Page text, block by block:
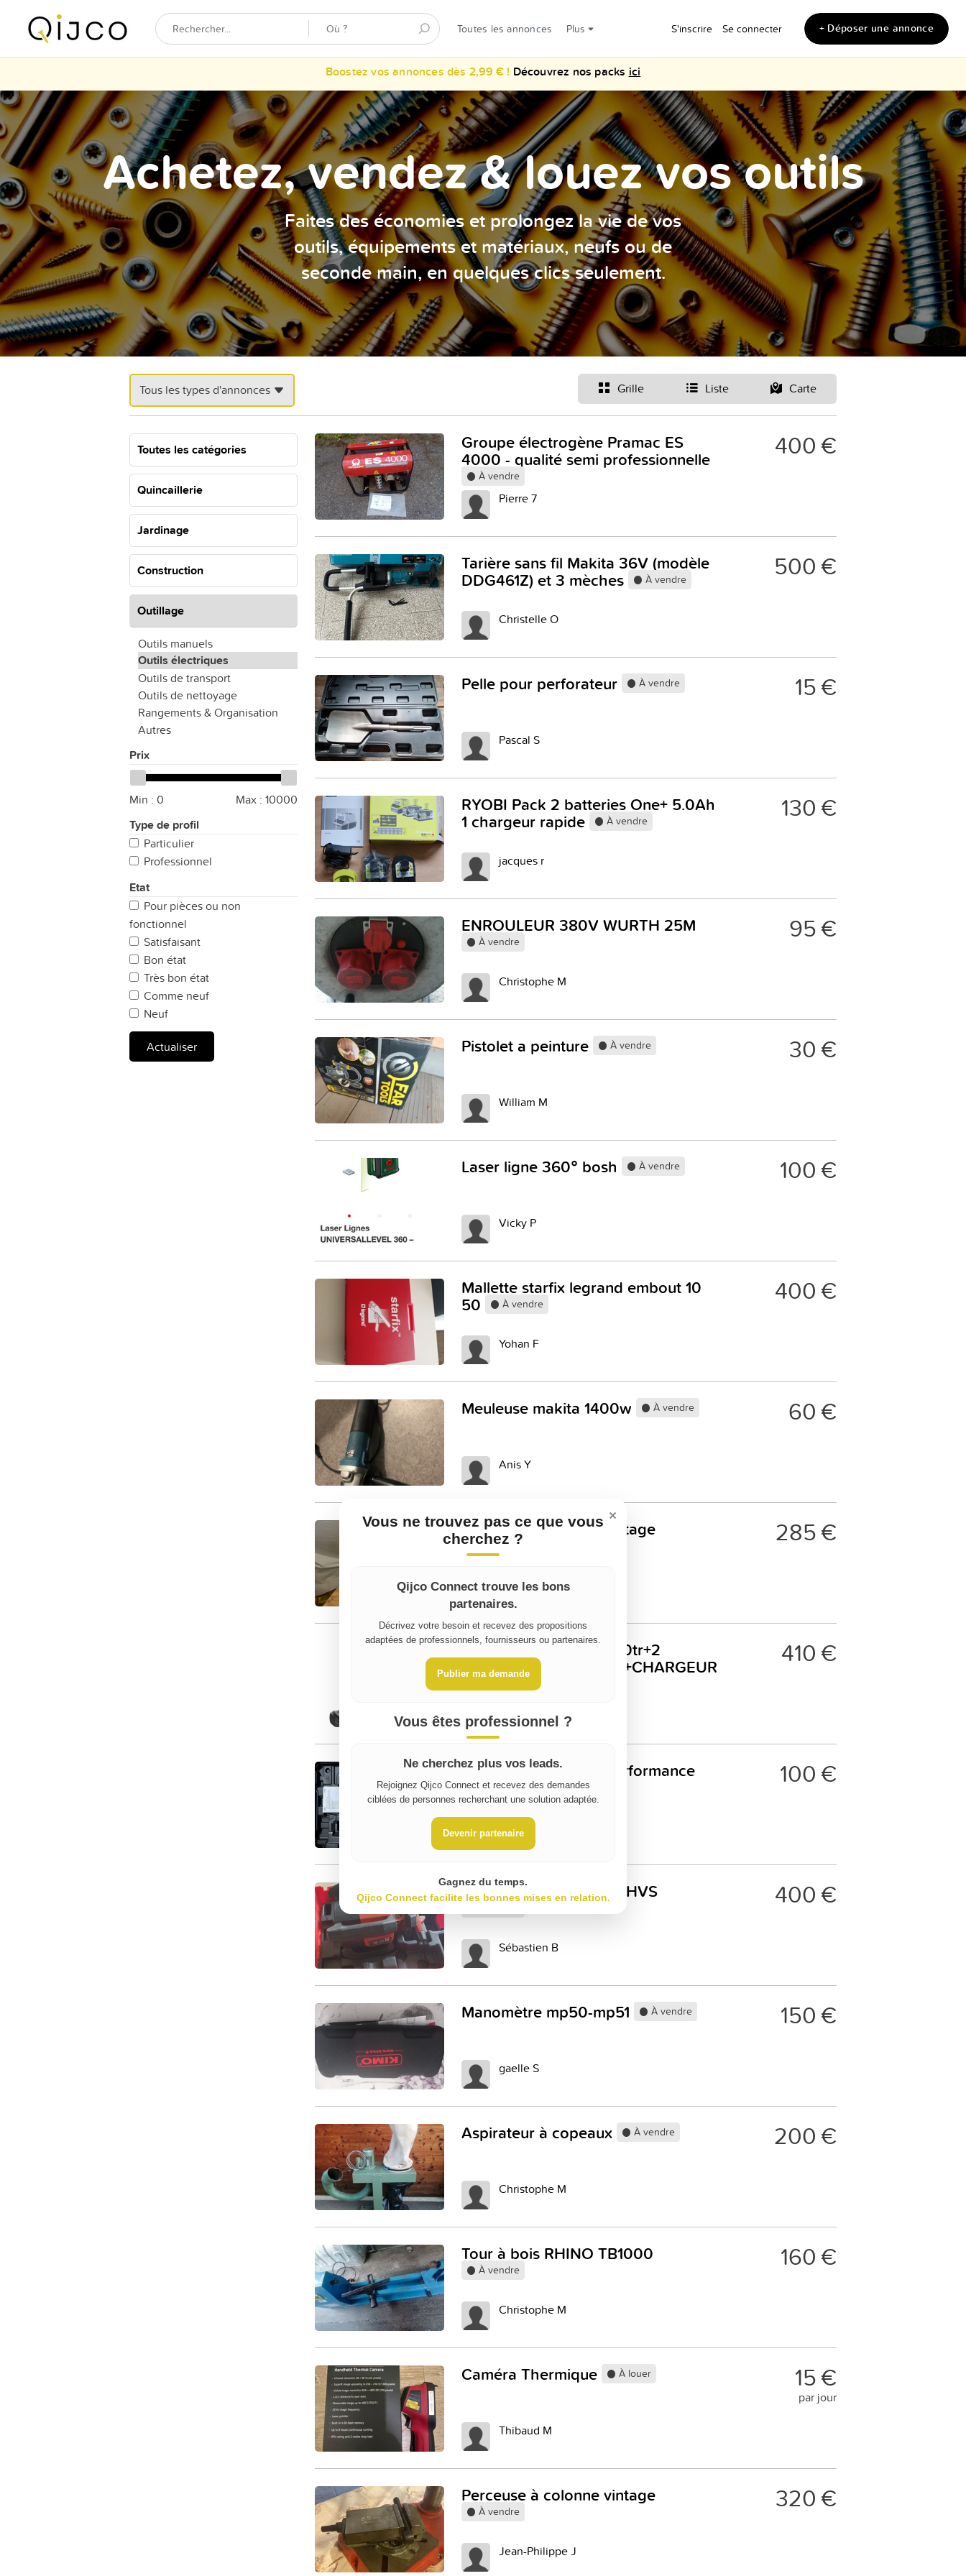
Boostez vos annonces dès 2,99 € ! Découvrez nos packs ici
Toutes les annonces Plus S'inscrire Se connecter + Déposer une annonce
Achetez, vendez & louez vos outils
Faites des économies et prolongez la vie de vos
outils, équipements et matériaux, neufs ou de
seconde main, en quelques clics seulement.
Grille Liste Carte
Tous les types d'annonces
Toutes les catégories
Quincaillerie
Jardinage
Construction
Outillage
Outils manuels
Outils électriques
Outils de transport
Outils de nettoyage
Rangements & Organisation
Autres
Prix
Min : 0 Max : 10000
Type de profil
Particulier
Professionnel
Etat
Pour pièces ou non
fonctionnel
Satisfaisant
Bon état
Très bon état
Comme neuf
Neuf
Actualiser
400 €
Groupe électrogène Pramac ES
4000 - qualité semi professionnelle
À vendre
Pierre 7
500 €
Tarière sans fil Makita 36V (modèle
DDG461Z) et 3 mèches À vendre
Christelle O
15 €
Pelle pour perforateur À vendre
Pascal S
130 €
RYOBI Pack 2 batteries One+ 5.0Ah
1 chargeur rapide À vendre
jacques r
95 €
ENROULEUR 380V WURTH 25M
À vendre
Christophe M
30 €
Pistolet a peinture À vendre
William M
100 €
Laser ligne 360° bosh À vendre
Vicky P
400 €
Mallette starfix legrand embout 10
50 À vendre
Yohan F
60 €
Meuleuse makita 1400w À vendre
Anis Y
285 €
Perceuse à colonne vintage
À vendre
Jean-Philippe J
410 €
Visseuse SPIT P18 5000tr+2
batteries 18V SPIT 5Ah+CHARGEUR
RAPIDE À vendre
100 €
Disqueuse parkside performance
40v À vendre
Pierre R
400 €
laser rotatif Hilti PR 30-HVS
Sébastien B
150 €
Manomètre mp50-mp51 À vendre
gaelle S
200 €
Aspirateur à copeaux À vendre
Christophe M
160 €
Tour à bois RHINO TB1000
À vendre
Christophe M
15 €
par jour
Caméra Thermique À louer
Thibaud M
320 €
Perceuse à colonne vintage
À vendre
Jean-Philippe J
×
Vous ne trouvez pas ce que vous
cherchez ?
Qijco Connect trouve les bons
partenaires.
Décrivez votre besoin et recevez des propositions
adaptées de professionnels, fournisseurs ou partenaires.
Publier ma demande
Vous êtes professionnel ?
Ne cherchez plus vos leads.
Rejoignez Qijco Connect et recevez des demandes
ciblées de personnes recherchant une solution adaptée.
Devenir partenaire
Gagnez du temps.
Qijco Connect facilite les bonnes mises en relation.